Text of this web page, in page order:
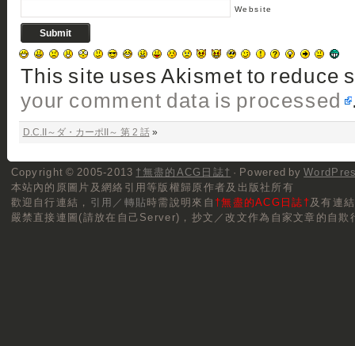
Website
This site uses Akismet to reduce
your comment data is processed
D.C.II～ダ・カーポII～ 第 2 話»
Copyright © 2005-2013 †無盡的ACG日誌† · Powered by
本站內的原圖片及網絡引用等版權歸原作者及出版社所有
歡迎自行連結， 引用／轉貼時需說明來自 †無盡的ACG日誌†及有連
嚴禁直接連圖(請放在自己Server)，抄文／改文作為自家文章的自欺